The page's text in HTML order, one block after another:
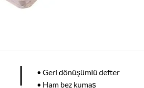
• Geri dönüşümlü defter
• Ham bez kumaş